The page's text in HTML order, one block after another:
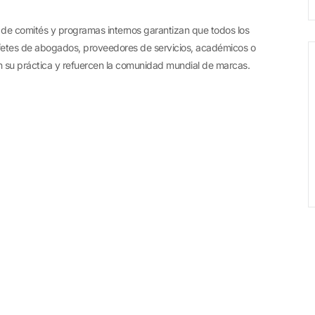
comités y programas internos garantizan que todos los
de abogados, proveedores de servicios, académicos o
práctica y refuercen la comunidad mundial de marcas.